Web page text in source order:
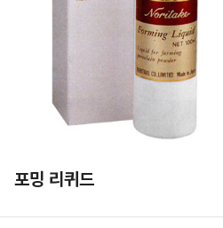
포밍 리퀴드